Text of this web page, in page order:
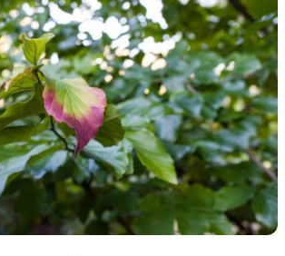
Dienos naujienos
Ekonomikos naujienos
Kitos savivaldybės
Druskininkų
Utenos rajono
Jonavos rajono
Vilkaviškio rajono